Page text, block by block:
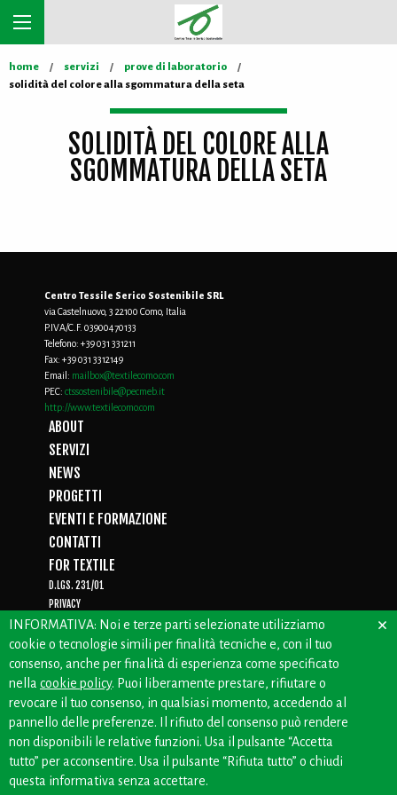
home servizi
prove di laboratorio
solidità del colore alla sgommatura della seta
SOLIDITÀ DEL COLORE ALLA
SGOMMATURA DELLA SETA
Centro Tessile Serico Sostenibile SRL
via Castelnuovo, 3 22100 Como, Italia
P.IVA/C.F. 03900470133
Telefono: +39 031 331211
Fax: +39 031 3312149
Email: mailbox@textilecomo.com
PEC: ctssostenibile@pecmeb.it
http://www.textilecomo.com
ABOUT
SERVIZI
NEWS
PROGETTI
EVENTI E FORMAZIONE
CONTATTI
FOR TEXTILE
D.LGS. 231/01
PRIVACY
WHISTLEBLOWING
CREDITS: OFFICINEBIANCHE
INFORMATIVA: Noi e terze parti selezionate utilizziamo
cookie o tecnologie simili per finalità tecniche e, con il tuo
consenso, anche per finalità di esperienza come specificato
nella cookie policy. Puoi liberamente prestare, rifiutare o
revocare il tuo consenso, in qualsiasi momento, accedendo al
pannello delle preferenze. Il rifiuto del consenso può rendere
non disponibili le relative funzioni. Usa il pulsante “Accetta
tutto” per acconsentire. Usa il pulsante “Rifiuta tutto” o chiudi
questa informativa senza accettare.
×